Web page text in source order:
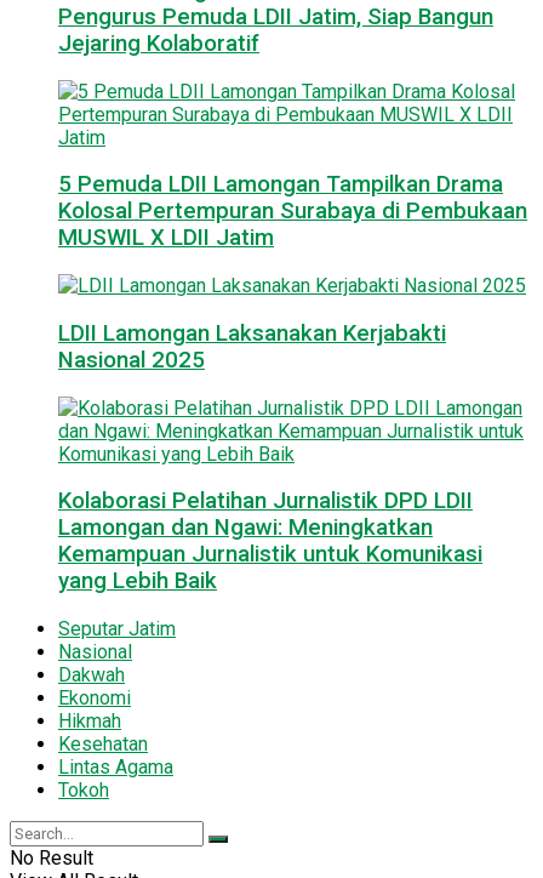
Pengurus Pemuda LDII Jatim, Siap Bangun
Jejaring Kolaboratif
5 Pemuda LDII Lamongan Tampilkan Drama
Kolosal Pertempuran Surabaya di Pembukaan
MUSWIL X LDII Jatim
LDII Lamongan Laksanakan Kerjabakti
Nasional 2025
Kolaborasi Pelatihan Jurnalistik DPD LDII
Lamongan dan Ngawi: Meningkatkan
Kemampuan Jurnalistik untuk Komunikasi
yang Lebih Baik
Seputar Jatim
Nasional
Dakwah
Ekonomi
Hikmah
Kesehatan
Lintas Agama
Tokoh
No Result